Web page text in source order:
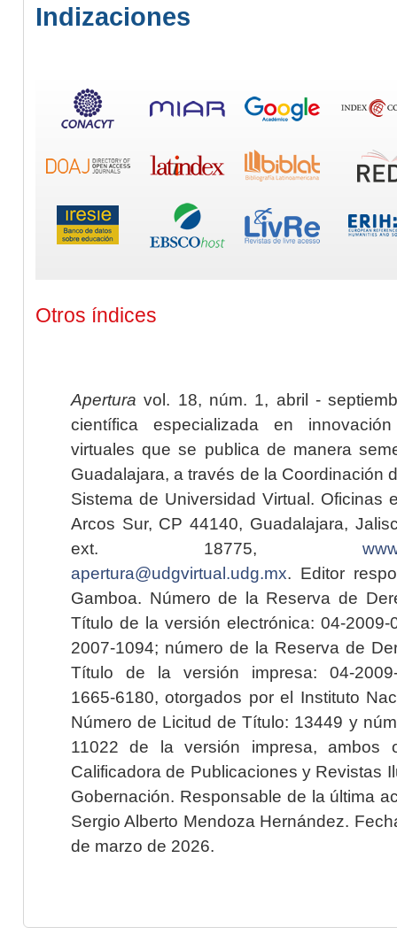
Indizaciones
Otros índices
Apertura vol. 18, núm. 1, abril -
científica especializada en
virtuales que se publica de manera
Guadalajara, a través de la Coordinación
Sistema de Universidad Virtual. Oficinas
Arcos Sur, CP 44140, Guadalajara,
ext. 18775,
apertura@udgvirtual.udg.mx. Editor
Gamboa. Número de la Reserva de
Título de la versión electrónica: 04-2009-
2007-1094; número de la Reserva de
Título de la versión impresa: 04-2009-
1665-6180, otorgados por el Instituto
Número de Licitud de Título: 13449 y
11022 de la versión impresa, ambos
Calificadora de Publicaciones y Revistas
Gobernación. Responsable de la última
Sergio Alberto Mendoza Hernández.
de marzo de 2026.